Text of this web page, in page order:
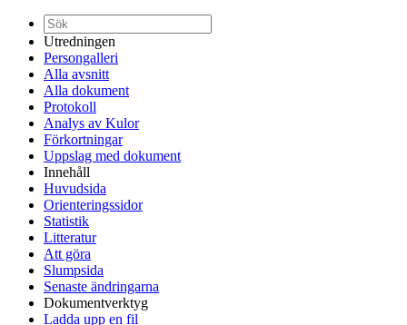
Utredningen
Persongalleri
Alla avsnitt
Alla dokument
Protokoll
Analys av Kulor
Förkortningar
Uppslag med dokument
Innehåll
Huvudsida
Orienteringssidor
Statistik
Litteratur
Att göra
Slumpsida
Senaste ändringarna
Dokumentverktyg
Ladda upp en fil